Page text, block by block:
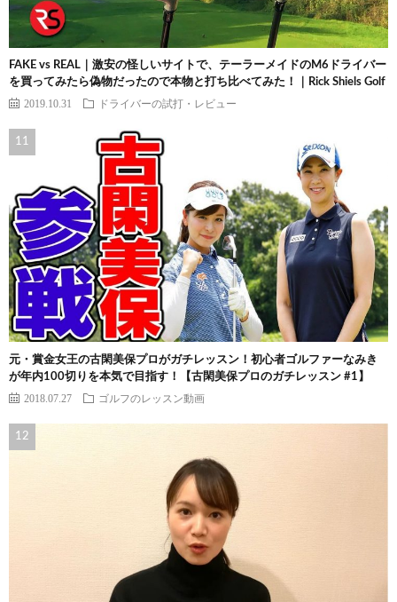
FAKE vs REAL｜激安の怪しいサイトで、テーラーメイドのM6ドライバー
を買ってみたら偽物だったので本物と打ち比べてみた！｜Rick Shiels Golf
2019.10.31 ドライバーの試打・レビュー
元・賞金女王の古閑美保プロがガチレッスン！初心者ゴルファーなみき
が年内100切りを本気で目指す！【古閑美保プロのガチレッスン #1】
2018.07.27 ゴルフのレッスン動画